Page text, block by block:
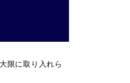
限に取り入れら